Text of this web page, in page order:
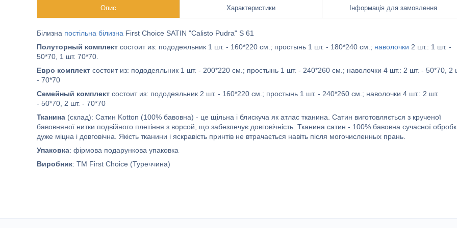
Опис Характеристики Інформація для замовлення
Білизна постільна білизна First Choice SATIN "Calisto Pudra" S 61
Полуторный комплект состоит из: пододеяльник 1 шт. - 160*220 см.; простынь 1 шт. - 180*240 см.; наволочки 2 шт.: 1 шт. -
50*70, 1 шт. 70*70.
Евро комплект состоит из: пододеяльник 1 шт. - 200*220 см.; простынь 1 шт. - 240*260 см.; наволочки 4 шт.: 2 шт. - 50*70, 2
- 70*70
Семейный комплект состоит из: пододеяльник 2 шт. - 160*220 см.; простынь 1 шт. - 240*260 см.; наволочки 4 шт.: 2 шт.
- 50*70, 2 шт. - 70*70
Тканина (склад): Сатин Kotton (100% бавовна) - це щільна і блискуча як атлас тканина. Сатин виготовляється з крученої
бавовняної нитки подвійного плетіння з ворсой, що забезпечує довговічність. Тканина сатин - 100% бавовна сучасної
дуже міцна і довговічна. Якість тканини і яскравість принтів не втрачається навіть після могочисленных прань.
Упаковка: фірмова подарункова упаковка
Виробник: ТМ First Choice (Туреччина)